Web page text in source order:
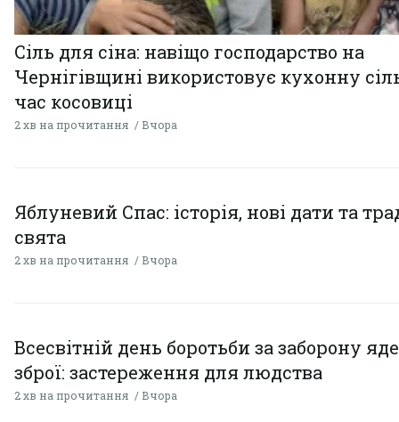
Сіль для сіна: навіщо господарство на
Чернігівщині використовує кухонну
час косовиці
2 хв на прочитання Вчора
Яблуневий Спас: історія, нові дати та
свята
2 хв на прочитання Вчора
Всесвітній день боротьби за заборону
зброї: застереження для людства
2 хв на прочитання Вчора